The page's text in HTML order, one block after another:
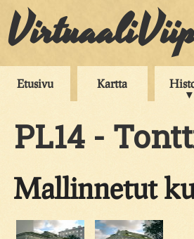
Etusivu Kartta
PL14 -
Mallinnetut